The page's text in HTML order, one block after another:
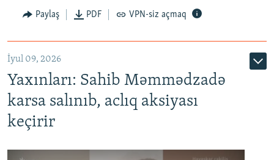
Paylaş PDF VPN-siz açmaq
İyul 09, 2026
Yaxınları: Sahib Məmmədzadə
karsa salınıb, aclıq aksiyası
keçirir